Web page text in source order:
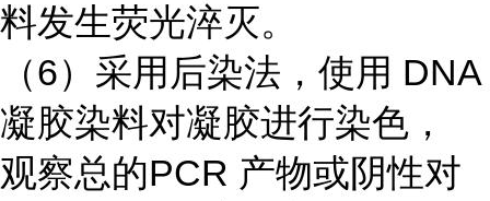
料发生荧光淬灭。
（6）采用后染法，使用 DNA
凝胶染料对凝胶进行染色，
观察总的PCR 产物或阴性对